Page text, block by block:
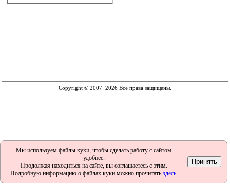
Copyright © 2007−2026 Все права защищены.
Мы используем файлы куки, чтобы сделать работу с сайтом
удобнее.
Продолжая находиться на сайте, вы соглашаетесь с этим.
Подробную информацию о файлах куки можно прочитать здесь.